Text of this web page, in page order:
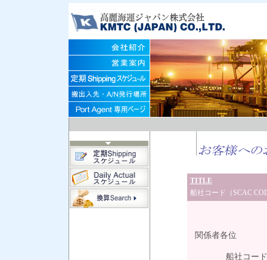
TITLE
船社コード（SCAC
関係者各位
船社コード（